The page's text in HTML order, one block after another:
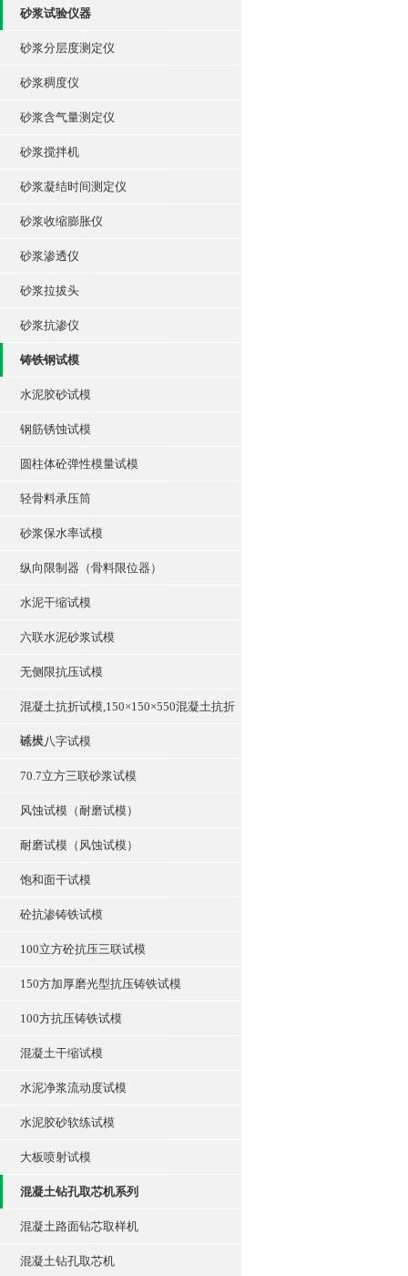
砂浆试验仪器
砂浆分层度测定仪
砂浆稠度仪
砂浆含气量测定仪
砂浆搅拌机
砂浆凝结时间测定仪
砂浆收缩膨胀仪
砂浆渗透仪
砂浆拉拔头
砂浆抗渗仪
铸铁钢试模
水泥胶砂试模
钢筋锈蚀试模
圆柱体砼弹性模量试模
轻骨料承压筒
砂浆保水率试模
纵向限制器（骨料限位器）
水泥干缩试模
六联水泥砂浆试模
无侧限抗压试模
混凝土抗折试模,150×150×550混凝土抗折
试模
砼大八字试模
70.7立方三联砂浆试模
风蚀试模（耐磨试模）
耐磨试模（风蚀试模）
饱和面干试模
砼抗渗铸铁试模
100立方砼抗压三联试模
150方加厚磨光型抗压铸铁试模
100方抗压铸铁试模
混凝土干缩试模
水泥净浆流动度试模
水泥胶砂软练试模
大板喷射试模
混凝土钻孔取芯机系列
混凝土路面钻芯取样机
混凝土钻孔取芯机